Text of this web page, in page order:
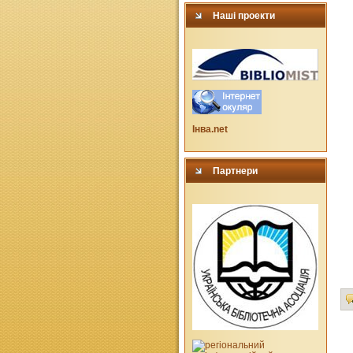
Наші проекти
Інва.net
Партнери